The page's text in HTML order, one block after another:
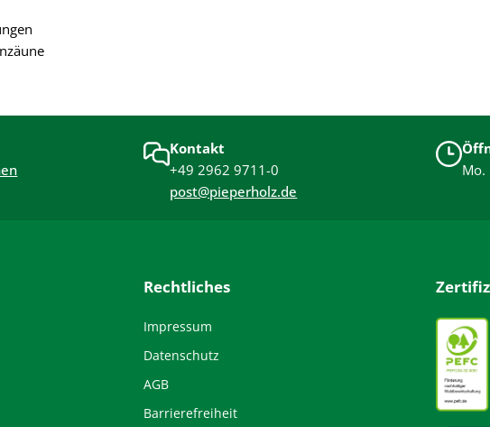
Kontakt
+49 2962 9711-0
post@pieperholz.de
Mo.
Rechtliches
Impressum
Datenschutz
AGB
Barrierefreiheit